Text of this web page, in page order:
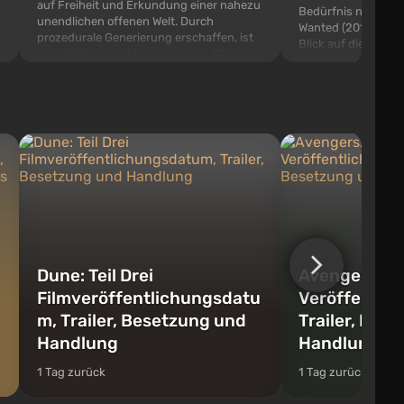
auf Freiheit und Erkundung einer nahezu
unendlichen offenen Welt. Durch
prozedurale Generierung erschaffen, ist
Bedürfnis nach
Wanted (2012) -
Blick auf die dritte
diesem Teil der
Dune: Teil Drei
Filmveröffentlichungsdatu
m, Trailer, Besetzung und
Handlung
1 Tag zurück
Avengers:
Trailer,
Handlung
1 Tag zurück